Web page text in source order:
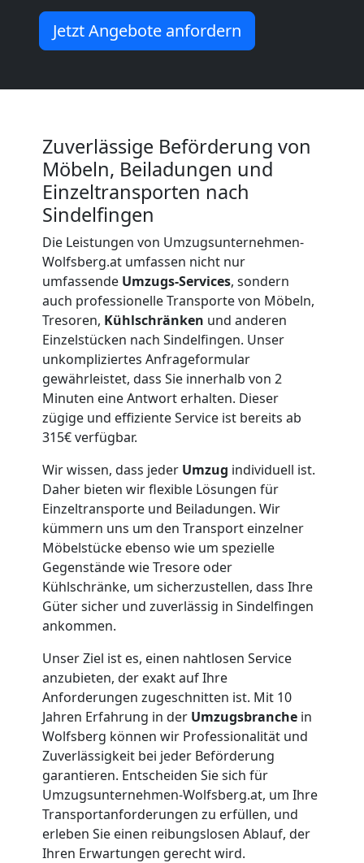
Jetzt Angebote anfordern
Zuverlässige Beförderung von
Möbeln, Beiladungen und
Einzeltransporten nach
Sindelfingen
Die Leistungen von Umzugsunternehmen-
Wolfsberg.at umfassen nicht nur
umfassende Umzugs-Services, sondern
auch professionelle Transporte von Möbeln,
Tresoren, Kühlschränken und anderen
Einzelstücken nach Sindelfingen. Unser
unkompliziertes Anfrageformular
gewährleistet, dass Sie innerhalb von 2
Minuten eine Antwort erhalten. Dieser
zügige und effiziente Service ist bereits ab
315€ verfügbar.
Wir wissen, dass jeder Umzug individuell ist.
Daher bieten wir flexible Lösungen für
Einzeltransporte und Beiladungen. Wir
kümmern uns um den Transport einzelner
Möbelstücke ebenso wie um spezielle
Gegenstände wie Tresore oder
Kühlschränke, um sicherzustellen, dass Ihre
Güter sicher und zuverlässig in Sindelfingen
ankommen.
Unser Ziel ist es, einen nahtlosen Service
anzubieten, der exakt auf Ihre
Anforderungen zugeschnitten ist. Mit 10
Jahren Erfahrung in der Umzugsbranche in
Wolfsberg können wir Professionalität und
Zuverlässigkeit bei jeder Beförderung
garantieren. Entscheiden Sie sich für
Umzugsunternehmen-Wolfsberg.at, um Ihre
Transportanforderungen zu erfüllen, und
erleben Sie einen reibungslosen Ablauf, der
Ihren Erwartungen gerecht wird.
Kleiner
Küchenumzug
Wolfsberg
Umzug
und
Lagerung
Wolfsberg
Full-
Service-
Umzug
Wolfsberg
Qualitäts-
Umzüge
Wolfsberg
Vereinsumzug
Wolfsberg